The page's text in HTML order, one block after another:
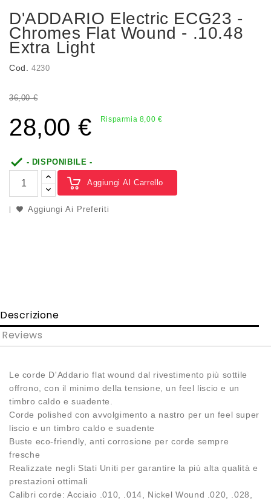
D'ADDARIO Electric ECG23 -
Chromes Flat Wound - .10.48
Extra Light
Cod. 4230
36,00 €
28,00 € Risparmia 8,00 €
 - DISPONIBILE -
Aggiungi Al Carrello
Aggiungi Ai Preferiti
Descrizione
Reviews
Le corde D'Addario flat wound dal rivestimento più sottile
offrono, con il minimo della tensione, un feel liscio e un
timbro caldo e suadente.
Corde polished con avvolgimento a nastro per un feel super
liscio e un timbro caldo e suadente
Buste eco-friendly, anti corrosione per corde sempre
fresche
Realizzate negli Stati Uniti per garantire la più alta qualità e
prestazioni ottimali
Calibri corde: Acciaio .010, .014, Nickel Wound .020, .028,